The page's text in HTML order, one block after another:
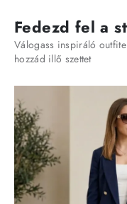
Fedezd fel a
Válogass inspiráló
hozzád illő szettet